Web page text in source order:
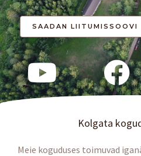
Kolgata
Meie koguduses toimuvad